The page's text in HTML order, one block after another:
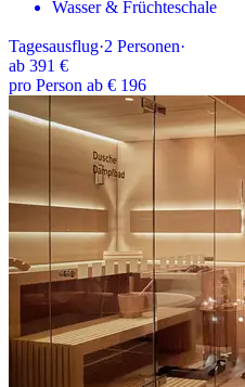
Wasser & Früchteschale
Tagesausflug·2 Personen·
ab 391 €
pro Person ab € 196